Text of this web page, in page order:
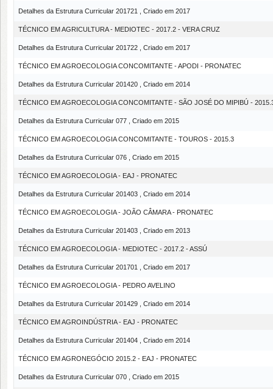
Detalhes da Estrutura Curricular 201721 , Criado em 2017
TÉCNICO EM AGRICULTURA - MEDIOTEC - 2017.2 - VERA CRUZ
Detalhes da Estrutura Curricular 201722 , Criado em 2017
TÉCNICO EM AGROECOLOGIA CONCOMITANTE - APODI - PRONATEC
Detalhes da Estrutura Curricular 201420 , Criado em 2014
TÉCNICO EM AGROECOLOGIA CONCOMITANTE - SÃO JOSÉ DO MIPIBÚ -
Detalhes da Estrutura Curricular 077 , Criado em 2015
TÉCNICO EM AGROECOLOGIA CONCOMITANTE - TOUROS - 2015.3
Detalhes da Estrutura Curricular 076 , Criado em 2015
TÉCNICO EM AGROECOLOGIA - EAJ - PRONATEC
Detalhes da Estrutura Curricular 201403 , Criado em 2014
TÉCNICO EM AGROECOLOGIA - JOÃO CÂMARA - PRONATEC
Detalhes da Estrutura Curricular 201403 , Criado em 2013
TÉCNICO EM AGROECOLOGIA - MEDIOTEC - 2017.2 - ASSÚ
Detalhes da Estrutura Curricular 201701 , Criado em 2017
TÉCNICO EM AGROECOLOGIA - PEDRO AVELINO
Detalhes da Estrutura Curricular 201429 , Criado em 2014
TÉCNICO EM AGROINDÚSTRIA - EAJ - PRONATEC
Detalhes da Estrutura Curricular 201404 , Criado em 2014
TÉCNICO EM AGRONEGÓCIO 2015.2 - EAJ - PRONATEC
Detalhes da Estrutura Curricular 070 , Criado em 2015